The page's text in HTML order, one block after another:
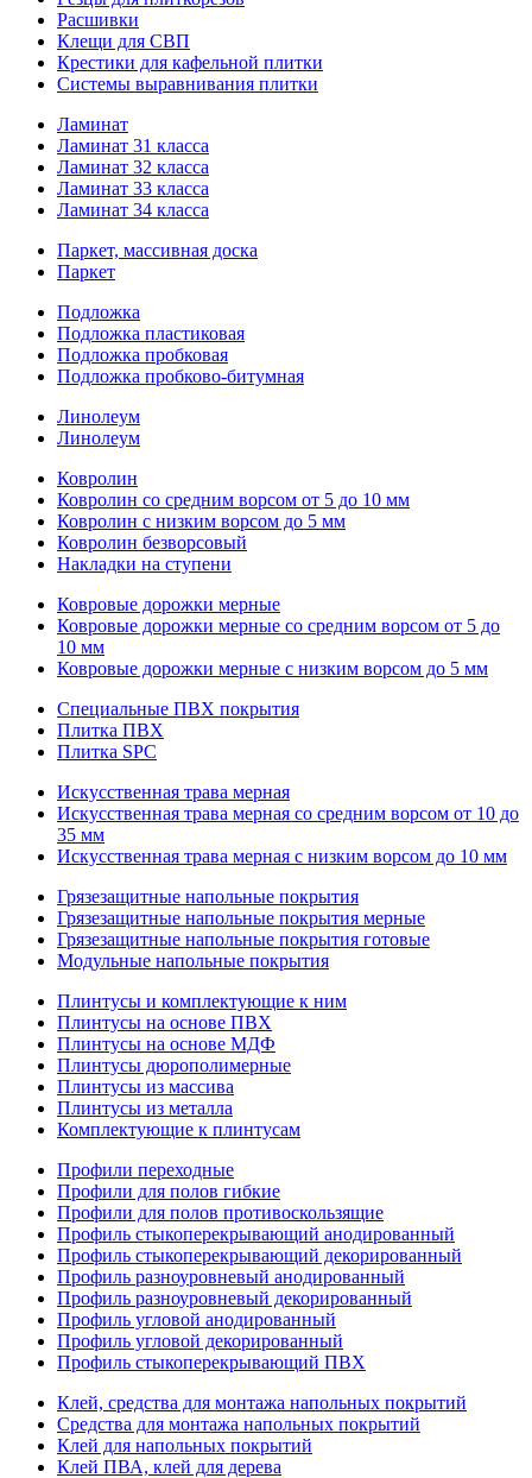
Расшивки
Клещи для СВП
Крестики для кафельной плитки
Системы выравнивания плитки
Ламинат
Ламинат 31 класса
Ламинат 32 класса
Ламинат 33 класса
Ламинат 34 класса
Паркет, массивная доска
Паркет
Подложка
Подложка пластиковая
Подложка пробковая
Подложка пробково-битумная
Линолеум
Линолеум
Ковролин
Ковролин со средним ворсом от 5 до 10 мм
Ковролин с низким ворсом до 5 мм
Ковролин безворсовый
Накладки на ступени
Ковровые дорожки мерные
Ковровые дорожки мерные со средним ворсом от 5 до
10 мм
Ковровые дорожки мерные с низким ворсом до 5 мм
Специальные ПВХ покрытия
Плитка ПВХ
Плитка SPC
Искуccтвенная трава мерная
Искусственная трава мерная со средним ворсом от 10 до
35 мм
Искусственная трава мерная с низким ворсом до 10 мм
Грязезащитные напольные покрытия
Грязезащитные напольные покрытия мерные
Грязезащитные напольные покрытия готовые
Модульные напольные покрытия
Плинтусы и комплектующие к ним
Плинтусы на основе ПВХ
Плинтусы на основе МДФ
Плинтусы дюрополимерные
Плинтусы из массива
Плинтусы из металла
Комплектующие к плинтусам
Профили переходные
Профили для полов гибкие
Профили для полов противоскользящие
Профиль стыкоперекрывающий анодированный
Профиль стыкоперекрывающий декорированный
Профиль разноуровневый анодированный
Профиль разноуровневый декорированный
Профиль угловой анодированный
Профиль угловой декорированный
Профиль стыкоперекрывающий ПВХ
Клей, средства для монтажа напольных покрытий
Средства для монтажа напольных покрытий
Клей для напольных покрытий
Клей ПВА, клей для дерева